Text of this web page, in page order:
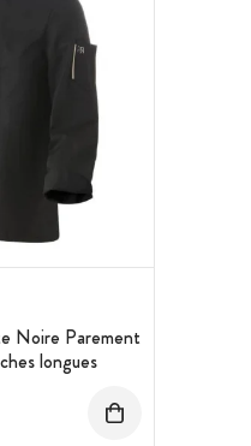
Noire Parement
longues
: